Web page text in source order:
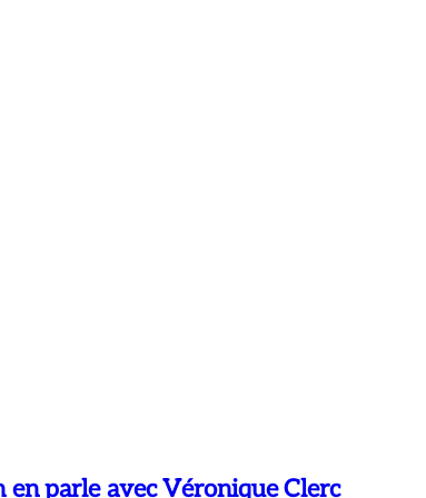
parle avec Véronique Clerc